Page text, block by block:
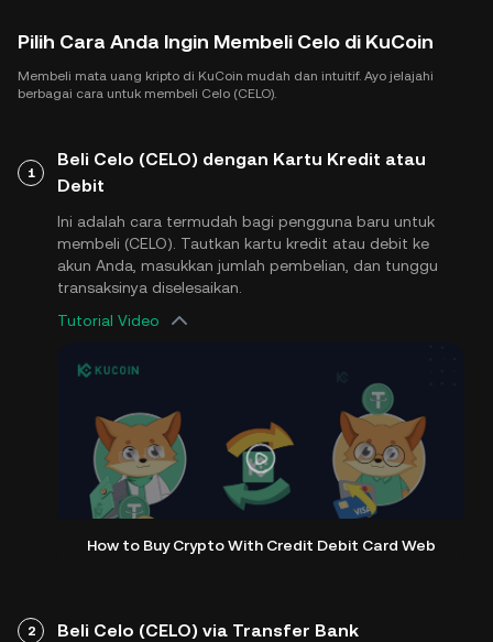
Pilih Cara Anda Ingin Membeli Celo di KuCoin
Membeli mata uang kripto di KuCoin mudah dan intuitif. Ayo jelajahi
berbagai cara untuk membeli Celo (CELO).
1
Beli Celo (CELO) dengan Kartu Kredit atau
Debit
Ini adalah cara termudah bagi pengguna baru untuk
membeli (CELO). Tautkan kartu kredit atau debit ke
akun Anda, masukkan jumlah pembelian, dan tunggu
transaksinya diselesaikan.
Tutorial Video
How to Buy Crypto With Credit Debit Card Web
2 Beli Celo (CELO) via Transfer Bank